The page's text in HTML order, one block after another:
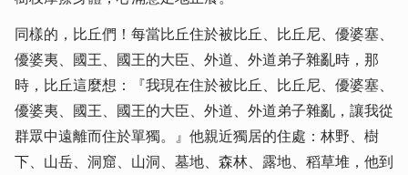
同樣的，比丘們！每當比丘住於被比丘、比丘尼、優婆塞、
優婆夷、國王、國王的大臣、外道、外道弟子雜亂時，那
時，比丘這麼想：『我現在住於被比丘、比丘尼、優婆塞、
優婆夷、國王、國王的大臣、外道、外道弟子雜亂，讓我從
群眾中遠離而住於單獨。』他親近獨居的住處：林野、樹
下、山岳、洞窟、山洞、墓地、森林、露地、稻草堆，他到